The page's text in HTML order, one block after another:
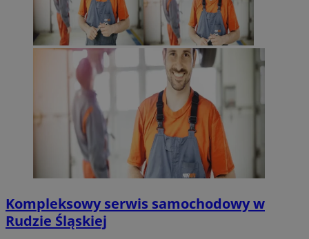
Kompleksowy serwis samochodowy w
Rudzie Śląskiej